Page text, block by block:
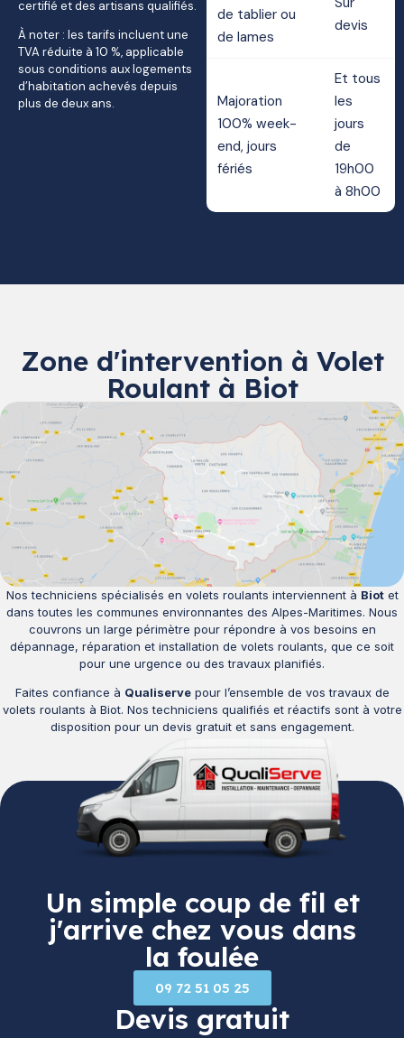
certifié et des artisans qualifiés.
À noter : les tarifs incluent une
TVA réduite à 10 %, applicable
sous conditions aux logements
d’habitation achevés depuis
plus de deux ans.
de tablier ou
de lames
devis
Majoration
100% week-
end, jours
fériés
Et tous
les
jours
de
19h00
à 8h00
Zone d'intervention à Volet
Roulant à Biot
Nos techniciens spécialisés en volets roulants interviennent à Biotet
dans toutes les communes environnantes des Alpes-Maritimes. Nous
couvrons un large périmètre pour répondre à vos besoins en
dépannage, réparation et installation de volets roulants, que ce soit
pour une urgence ou des travaux planifiés.
Faites confiance à Qualiservepour l’ensemble de vos travaux de
volets roulants à Biot. Nos techniciens qualifiés et réactifs sont à votre
disposition pour un devis gratuit et sans engagement.
Un simple coup de fil et
j'arrive chez vous dans
la foulée
09 72 51 05 25
Devis gratuit